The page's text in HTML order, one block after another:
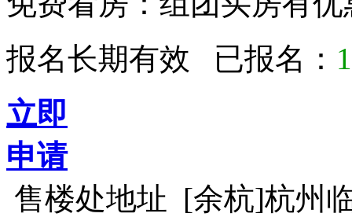
报名长期有效 已报名：
立即
申请
售楼处地址 [余杭]杭州